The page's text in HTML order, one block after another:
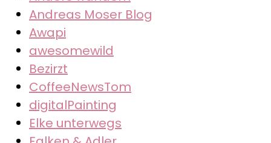
Andreas Moser Blog
Awapi
awesomewild
Bezirzt
CoffeeNewsTom
digitalPainting
Elke unterwegs